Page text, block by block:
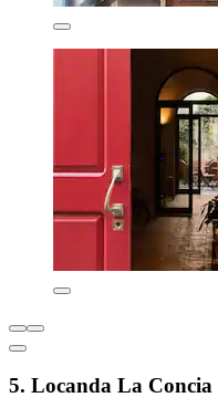
5. Locanda La Concia